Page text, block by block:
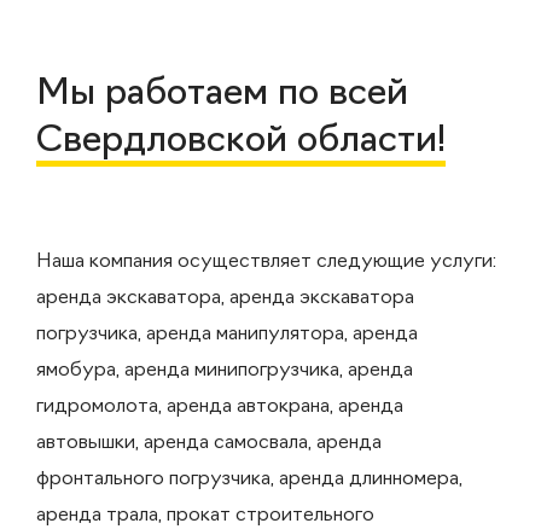
Мы работаем по всей
Свердловской области!
Наша компания осуществляет следующие услуги:
аренда экскаватора, аренда экскаватора
погрузчика, аренда манипулятора, аренда
ямобура, аренда минипогрузчика, аренда
гидромолота, аренда автокрана, аренда
автовышки, аренда самосвала, аренда
фронтального погрузчика, аренда длинномера,
аренда трала, прокат строительного